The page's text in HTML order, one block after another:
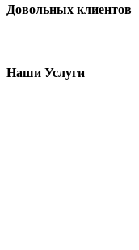
Довольных клиентов
Наши Услуги